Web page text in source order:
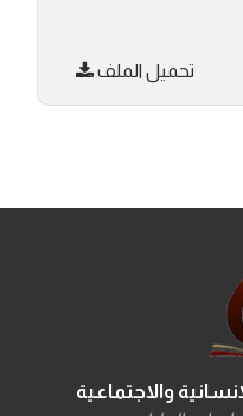
تحميل الملف
والاجتماعية